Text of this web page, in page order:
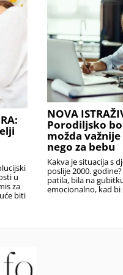
u
za
biti
NOVA
Porodiljsko
možda
nego za bebu
Kakva je situacija s
poslije 2000.
patila, bila na
emocionalno, kad bi